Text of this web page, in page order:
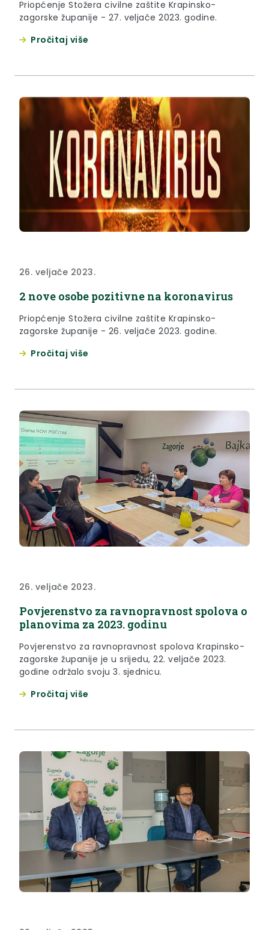
Priopćenje Stožera civilne zaštite Krapinsko-
zagorske županije - 27. veljače 2023. godine.
Pročitaj više
26. veljače 2023.
2 nove osobe pozitivne na koronavirus
Priopćenje Stožera civilne zaštite Krapinsko-
zagorske županije - 26. veljače 2023. godine.
Pročitaj više
26. veljače 2023.
Povjerenstvo za ravnopravnost spolova o
planovima za 2023. godinu
Povjerenstvo za ravnopravnost spolova Krapinsko-
zagorske županije je u srijedu, 22. veljače 2023.
godine održalo svoju 3. sjednicu.
Pročitaj više